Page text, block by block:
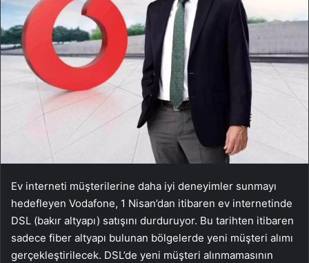
Ev interneti müşterilerine daha iyi deneyimler sunmayı
hedefleyen Vodafone, 1 Nisan’dan itibaren ev internetinde
DSL (bakır altyapı) satışını durduruyor. Bu tarihten itibaren
sadece fiber altyapı bulunan bölgelerde yeni müşteri alımı
gerçekleştirilecek. DSL’de yeni müşteri alınmamasının